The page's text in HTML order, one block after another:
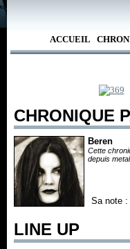
ACCUEIL
CHRONIQUE
Beren
Cette
depuis
Sa note :
LINE UP